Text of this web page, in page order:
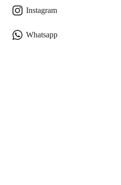
Instagram
Whatsapp